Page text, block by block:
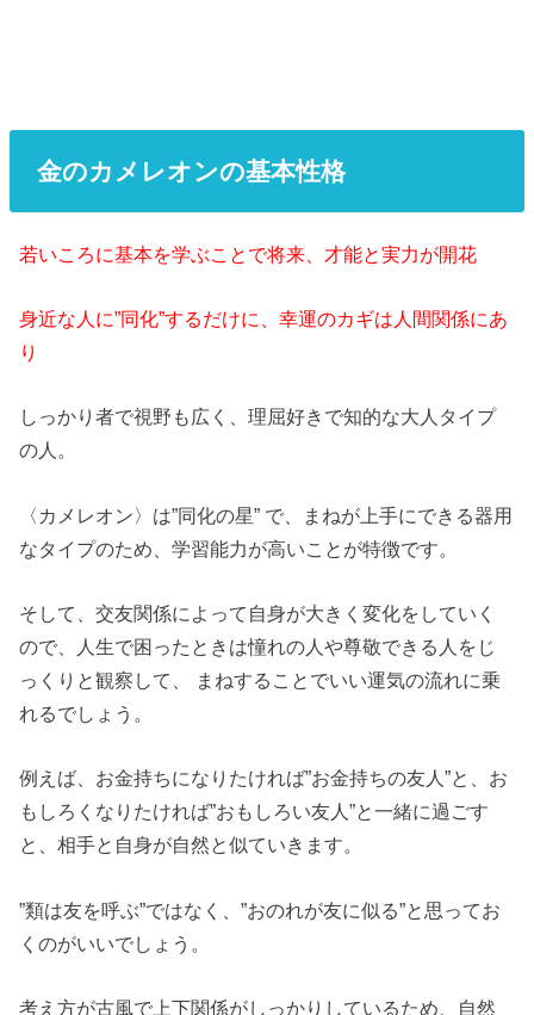
金のカメレオンの基本性格
若いころに基本を学ぶことで将来、才能と実力が開花
身近な人に”同化”するだけに、幸運のカギは人間関係にあ
り
しっかり者で視野も広く、理屈好きで知的な大人タイプ
の人。
〈カメレオン〉は”同化の星” で、まねが上手にできる器用
なタイプのため、学習能力が高いことが特徴です。
そして、交友関係によって自身が大きく変化をしていく
ので、人生で困ったときは憧れの人や尊敬できる人をじ
っくりと観察して、 まねすることでいい運気の流れに乗
れるでしょう。
例えば、お金持ちになりたければ”お金持ちの友人”と、お
もしろくなりたければ”おもしろい友人”と一緒に過ごす
と、相手と自身が自然と似ていきます。
”類は友を呼ぶ”ではなく、”おのれが友に似る”と思ってお
くのがいいでしょう。
考え方が古風で上下関係がしっかりしているため、自然